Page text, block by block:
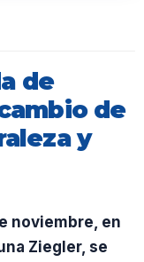
de
de
y
noviembre, en
Ziegler, se